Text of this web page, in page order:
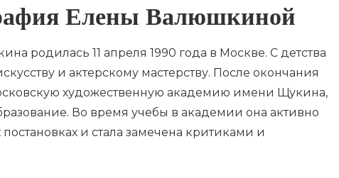
Елены Валюшкиной
родилась 11 апреля 1990 года в Москве. С детства
и актерскому мастерству. После окончания
художественную академию имени Щукина,
Во время учебы в академии она активно
постановках и стала замечена критиками и